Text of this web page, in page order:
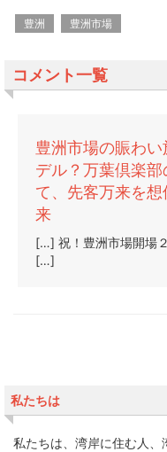
豊洲 豊洲市場
コメント一覧
豊洲市場の賑わ
デル？万葉倶楽
て、先客万来を
来
[…] 祝！豊洲市場開場
[…]
私たちは
私たちは、湾岸に住む人